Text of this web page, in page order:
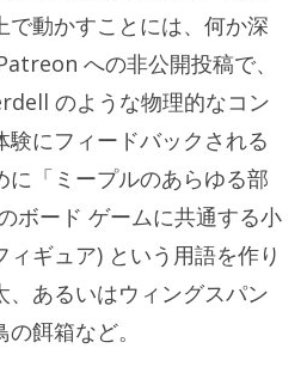
で動かすことには、何か深
への非公開投稿で、
のような物理的なコン
験にフィードバックされる
に「ミープルのあらゆる部
ボード ゲームに共通する小
ギュア) という用語を作り
、あるいはウィングスパン
餌箱など。